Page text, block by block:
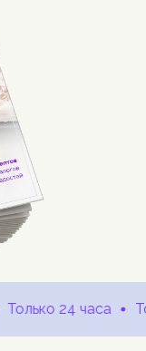
24 часа